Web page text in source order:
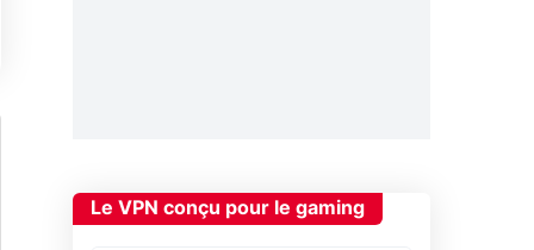
Le VPN conçu pour le gaming